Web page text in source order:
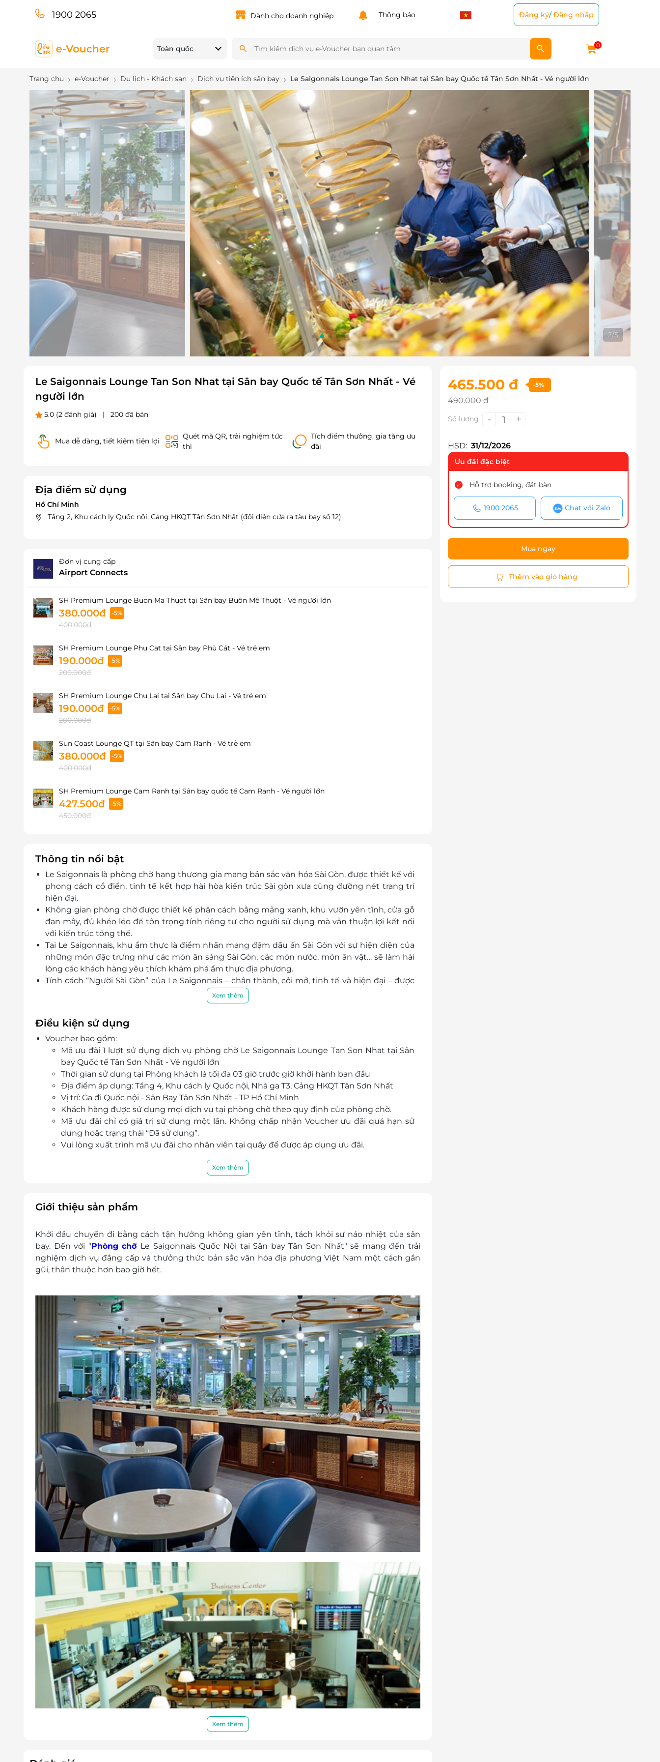
1900 2065 Dành cho doanh nghiệp Thông báo Đăng ký/Đăng nhập
Toàn quốc 0
Trang chủ e-Voucher Du lịch - Khách sạn Dịch vụ tiện ích sân bay Le Saigonnais Lounge Tan Son Nhat tại Sân bay Quốc tế Tân Sơn Nhất - Vé người lớn
2/5
Le Saigonnais Lounge Tan Son Nhat tại Sân bay Quốc tế Tân Sơn Nhất - Vé
người lớn
5.0 (2 đánh giá) | 200 đã bán
Mua dễ dàng, tiết kiệm tiện lợi
Quét mã QR, trải nghiệm tức
thì
Tích điểm thưởng, gia tăng ưu
đãi
Địa điểm sử dụng
Hồ Chí Minh
Tầng 2, Khu cách ly Quốc nội, Cảng HKQT Tân Sơn Nhất (đối diện cửa ra tàu bay số 12)
Đơn vị cung cấp
Airport Connects
SH Premium Lounge Buon Ma Thuot tại Sân bay Buôn Mê Thuột - Vé người lớn
380.000đ -5%
400.000đ
SH Premium Lounge Phu Cat tại Sân bay Phù Cát - Vé trẻ em
190.000đ -5%
200.000đ
SH Premium Lounge Chu Lai tại Sân bay Chu Lai - Vé trẻ em
190.000đ -5%
200.000đ
Sun Coast Lounge QT tại Sân bay Cam Ranh - Vé trẻ em
380.000đ -5%
400.000đ
SH Premium Lounge Cam Ranh tại Sân bay quốc tế Cam Ranh - Vé người lớn
427.500đ -5%
450.000đ
Thông tin nổi bật
Le Saigonnais là phòng chờ hạng thương gia mang bản sắc văn hóa Sài Gòn, được thiết kế với
phong cách cổ điển, tinh tế kết hợp hài hòa kiến trúc Sài gòn xưa cùng đường nét trang trí
hiện đại.
Không gian phòng chờ được thiết kế phân cách bằng mảng xanh, khu vườn yên tĩnh, cửa gỗ
đan mây, đủ khéo léo để tôn trọng tính riêng tư cho người sử dụng mà vẫn thuận lợi kết nối
với kiến trúc tổng thể.
Tại Le Saigonnais, khu ẩm thực là điểm nhấn mang đậm dấu ấn Sài Gòn với sự hiện diện của
những món đặc trưng như các món ăn sáng Sài Gòn, các món nước, món ăn vặt… sẽ làm hài
lòng các khách hàng yêu thích khám phá ẩm thực địa phương.
Tính cách “Người Sài Gòn” của Le Saigonnais – chân thành, cởi mở, tinh tế và hiện đại – được
toát lên không chỉ ở kiến trúc, không gian, cách bài trí, mà còn từ phong thái của từng con
người nơi đây qua cung cách phục vụ, chăm sóc hành khách tin tưởng đến với dịch vụ Phòng
Xem thêm
Điều kiện sử dụng
Voucher bao gồm:
Mã ưu đãi 1 lượt sử dụng dịch vụ phòng chờ Le Saigonnais Lounge Tan Son Nhat tại Sân
bay Quốc tế Tân Sơn Nhất - Vé người lớn
Thời gian sử dụng tại Phòng khách là tối đa 03 giờ trước giờ khởi hành ban đầu
Địa điểm áp dụng: Tầng 4, Khu cách ly Quốc nội, Nhà ga T3, Cảng HKQT Tân Sơn Nhất
Vị trí: Ga đi Quốc nội - Sân Bay Tân Sơn Nhất - TP Hồ Chí Minh
Khách hàng được sử dụng mọi dịch vụ tại phòng chờ theo quy định của phòng chờ.
Mã ưu đãi chỉ có giá trị sử dụng một lần. Không chấp nhận Voucher ưu đãi quá hạn sử
dụng hoặc trạng thái “Đã sử dụng”.
Vui lòng xuất trình mã ưu đãi cho nhân viên tại quầy để được áp dụng ưu đãi.
Khách hàng sử dụng quá thời gian quy định của phòng chờ.
Khách hàng có phát sinh các dịch vụ khác thêm tại phòng chờ
gian thông báo tối thiểu với LifeLink trước 1 ngày sử dụng dịch vụ LifeLink hoàn toàn không
chịu trách nhiệm khi có các phát sinh thêm bên trên.
Khách hàng áp dụng: Khách trên 12 tuổi
Ngày áp dụng: Tất cả các ngày trong tuần, bao gồm Lễ Tết
Số lượng E-Voucher áp dụng:
01 voucher/khách/1 lượt sử dụng
Áp dụng nhiều voucher trên 1 hóa đơn
Dịch vụ bao gồm: Các dịch vụ theo tiêu chuẩn tại phòng chờ
Dịch vụ không bao gồm: Chi phí cá nhân và các chi phí phát sinh khác
Chính sách phụ thu trẻ em:
Mỗi khách người lớn được miễn phí tối đa 01 trẻ em dưới 5 tuổi.
Từ trẻ em dưới 5 tuổi thứ 2: Áp dụng Đơn giá trẻ em.
Khách từ 5 đến 12 tuổi: Áp dụng Đơn giá trẻ em.
Khách trên 12 tuổi: Áp dụng Đơn giá người lớn.
Các trường hợp người đi kèm, nếu không được thông báo trước, dịch vụ gia tăng sẽ do
Khách hàng tự thanh toán tại quầy lễ tân theo bảng giá công bố cho khách lẻ tại Phòng
khách.
Chính sách phụ thu sử dụng thêm giờ:
Thời gian sử dụng tại Phòng khách là tối đa 03 giờ trước giờ khởi hành ban đầu.
Cứ mỗi 03 (ba) tiếng thêm giờ phát sinh được xác định là 01 (một) khung thêm giờ
(Block). Thời gian thêm giờ phát sinh dưới 3 (ba) tiếng được tính tròn là 01 (một) Block.
Đơn giá thêm giờ là: 50% phí dịch vụ /khách/ block (thêm giờ).
Hành khách tự thanh toán chi phí thêm giờ trực tiếp tại quầy lễ tân theo giá công bố tại
phòng khách.
Quy trình sử dụng dịch vụ:
Bước 1: Khách hàng Xuất trình xuất trình mã ưu đãi/ mã QR trên ứng dụng LifeLink/ hoặc
Bước 2: Nhân viên Phòng khách xác thực mã QR trên hệ thống.
Trường hợp 1: Xác thực không thành công: Nhân viên Lễ tân Phòng khách từ chối
phục vụ khách đồng thời Nhờ khách hàng liên hệ lại Hotline LifeLink 1900 2065 để
được hỗ trợ nhanh chóng.
Trường hợp 2: Xác thực thành công: Nhân viên Lễ tân Phòng khách hoàn tất trên hệ
thống.
Bước 3: Nhân viên Lễ tân Phòng khách mời Hành khách sử dụng Dịch vụ Phòng chờ
Thương gia."
Điều kiện lưu ý bắt buộc:
Các trường hợp phát sinh không thông báo trước như: Có vé trẻ em đi kèm,... sẽ do Khách
hàng tự thanh toán tại quầy lễ tân theo bảng giá công bố cho khách lẻ tại Phòng khách,
LifeLink hoàn toàn không chịu trách nhiệm.
Thời gian thông báo tối thiểu trước 1 ngày sử dụng dịch vụ
Một khách hàng được mua nhiều E-Voucher/E-Coupon
Xem thêm
Giới thiệu sản phẩm
Khởi đầu chuyến đi bằng cách tận hưởng không gian yên tĩnh, tách khỏi sự náo nhiệt của sân
bay. Đến với "Phòng chờ Le Saigonnais Quốc Nội tại Sân bay Tân Sơn Nhất" sẽ mang đến trải
nghiệm dịch vụ đẳng cấp và thưởng thức bản sắc văn hóa địa phương Việt Nam một cách gần
gũi, thân thuộc hơn bao giờ hết.
Xem thêm
465.500 đ -5%
490.000 đ
Số lượng - 1 +
HSD: 31/12/2026
Ưu đãi đặc biệt
Hỗ trợ booking, đặt bàn
1900 2065 Chat với Zalo
Mua ngay
Thêm vào giỏ hàng